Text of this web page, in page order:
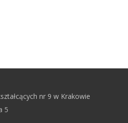
nr 9 w Krakowie
5